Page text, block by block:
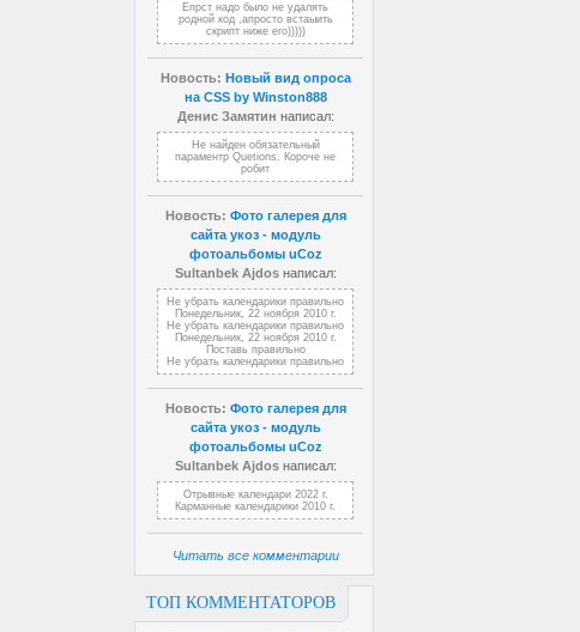
Епрст надо было не удалять
родной код ,апросто встаыить
скрипт ниже его)))))
Новость: Новый вид опроса
на CSS by Winston888
Денис Замятин написал:
Не найден обязательный
параментр Quetions. Короче не
робит
Новость: Фото галерея для
сайта укоз - модуль
фотоальбомы uCoz
Sultanbek Ajdosнаписал:
Не убрать календарики правильно
Понедельник, 22 ноября 2010 г.
Не убрать календарики правильно
Понедельник, 22 ноября 2010 г.
Поставь правильно
Не убрать календарики правильно
Новость: Фото галерея для
сайта укоз - модуль
фотоальбомы uCoz
Sultanbek Ajdosнаписал:
Отрывные календари 2022 г.
Карманные календарики 2010 г.
Читать все комментарии
ТОП КОММЕНТАТОРОВ